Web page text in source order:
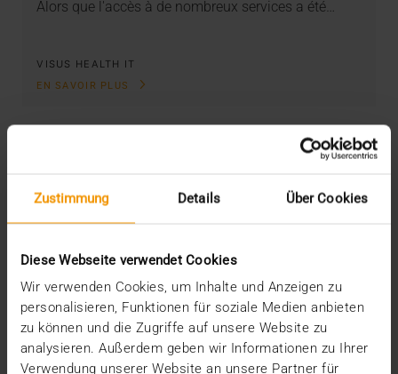
Zustimmung Details Über Cookies
Diese Webseite verwendet Cookies
Wir verwenden Cookies, um Inhalte und Anzeigen zu
personalisieren, Funktionen für soziale Medien anbieten
zu können und die Zugriffe auf unsere Website zu
analysieren. Außerdem geben wir Informationen zu Ihrer
Verwendung unserer Website an unsere Partner für
Alors que l'accès à de nombreux services a été…
VISUS HEALTH IT
EN SAVOIR PLUS